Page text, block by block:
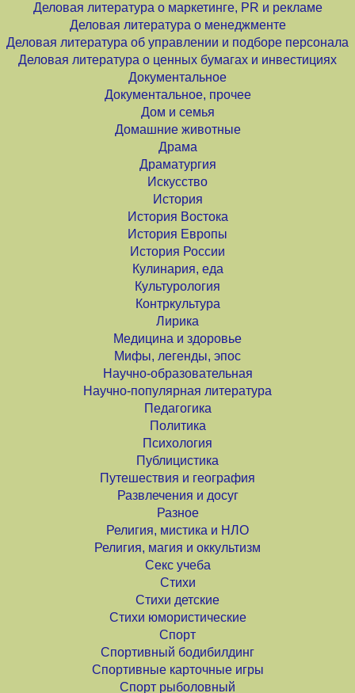
Деловая литература о маркетинге, PR и рекламе
Деловая литература о менеджменте
Деловая литература об управлении и подборе персонала
Деловая литература о ценных бумагах и инвестициях
Документальное
Документальное, прочее
Дом и семья
Домашние животные
Драма
Драматургия
Искусство
История
История Востока
История Европы
История России
Кулинария, еда
Культурология
Контркультура
Лирика
Медицина и здоровье
Мифы, легенды, эпос
Научно-образовательная
Научно-популярная литература
Педагогика
Политика
Психология
Публицистика
Путешествия и география
Развлечения и досуг
Разное
Религия, мистика и НЛО
Религия, магия и оккультизм
Секс учеба
Стихи
Стихи детские
Стихи юмористические
Спорт
Спортивный бодибилдинг
Спортивные карточные игры
Спорт рыболовный